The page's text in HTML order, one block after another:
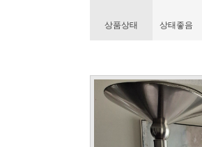
상품상태 상태좋음